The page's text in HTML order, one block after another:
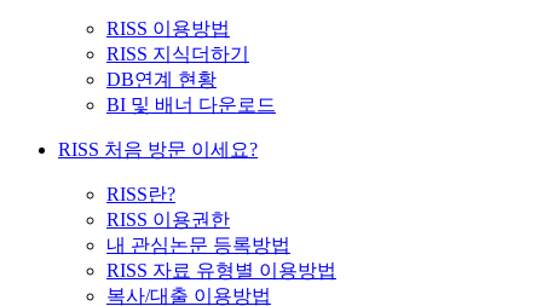
RISS 이용방법
RISS 지식더하기
DB연계 현황
BI 및 배너 다운로드
RISS 처음 방문 이세요?
RISS란?
RISS 이용권한
내 관심논문 등록방법
RISS 자료 유형별 이용방법
복사/대출 이용방법